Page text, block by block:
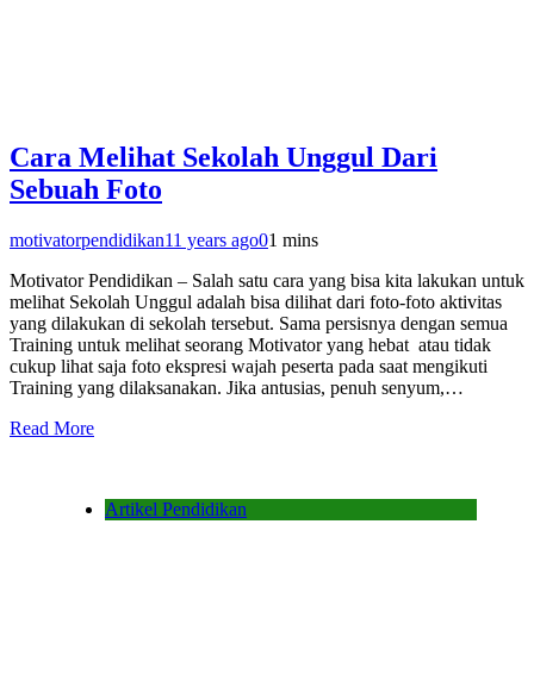
Cara Melihat Sekolah Unggul Dari
Sebuah Foto
motivatorpendidikan11 years ago01 mins
Motivator Pendidikan – Salah satu cara yang bisa kita lakukan untuk
melihat Sekolah Unggul adalah bisa dilihat dari foto-foto aktivitas
yang dilakukan di sekolah tersebut. Sama persisnya dengan semua
Training untuk melihat seorang Motivator yang hebat atau tidak
cukup lihat saja foto ekspresi wajah peserta pada saat mengikuti
Training yang dilaksanakan. Jika antusias, penuh senyum,…
Read More
Artikel Pendidikan